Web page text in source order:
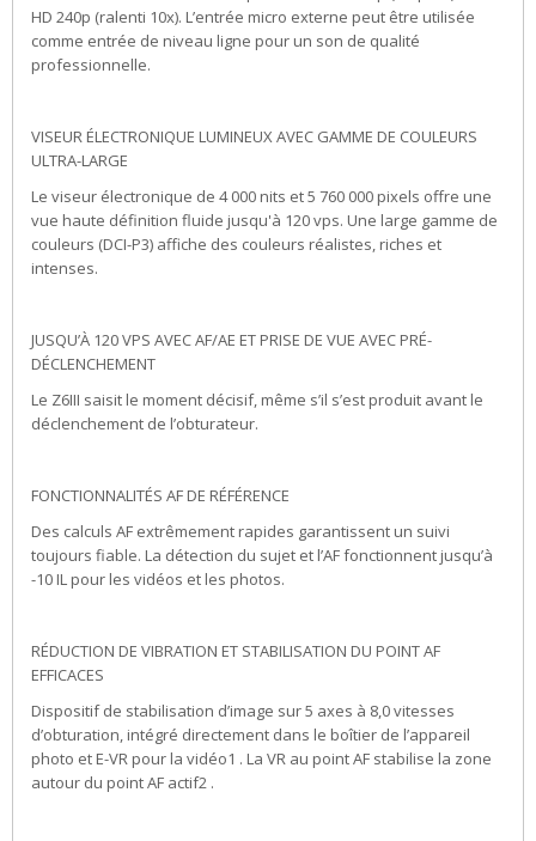
HD 240p (ralenti 10x). L’entrée micro externe peut être utilisée
comme entrée de niveau ligne pour un son de qualité
professionnelle.
VISEUR ÉLECTRONIQUE LUMINEUX AVEC GAMME DE COULEURS
ULTRA-LARGE
Le viseur électronique de 4 000 nits et 5 760 000 pixels offre une
vue haute définition fluide jusqu'à 120 vps. Une large gamme de
couleurs (DCI-P3) affiche des couleurs réalistes, riches et
intenses.
JUSQU’À 120 VPS AVEC AF/AE ET PRISE DE VUE AVEC PRÉ-
DÉCLENCHEMENT
Le Z6III saisit le moment décisif, même s’il s’est produit avant le
déclenchement de l’obturateur.
FONCTIONNALITÉS AF DE RÉFÉRENCE
Des calculs AF extrêmement rapides garantissent un suivi
toujours fiable. La détection du sujet et l’AF fonctionnent jusqu’à
-10 IL pour les vidéos et les photos.
RÉDUCTION DE VIBRATION ET STABILISATION DU POINT AF
EFFICACES
Dispositif de stabilisation d’image sur 5 axes à 8,0 vitesses
d’obturation, intégré directement dans le boîtier de l’appareil
photo et E-VR pour la vidéo1 . La VR au point AF stabilise la zone
autour du point AF actif2 .